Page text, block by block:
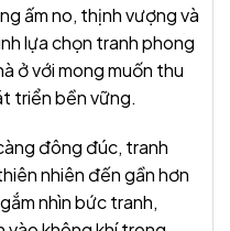
ấm no, thịnh vượng và
lựa chọn tranh phong
ở với mong muốn thu
triển bền vững.
đông đúc, tranh
nhiên đến gần hơn
nhìn bức tranh,